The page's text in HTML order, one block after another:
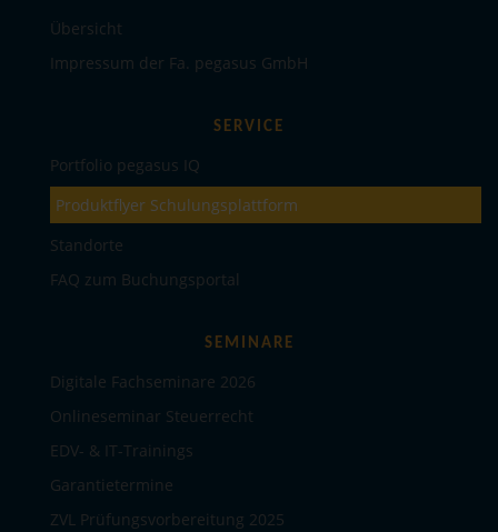
Übersicht
Impressum der Fa. pegasus GmbH
SERVICE
Portfolio pegasus IQ
Produktflyer Schulungsplattform
Standorte
FAQ zum Buchungsportal
SEMINARE
Digitale Fachseminare 2026
Onlineseminar Steuerrecht
EDV- & IT-Trainings
Garantietermine
ZVL Prüfungsvorbereitung 2025